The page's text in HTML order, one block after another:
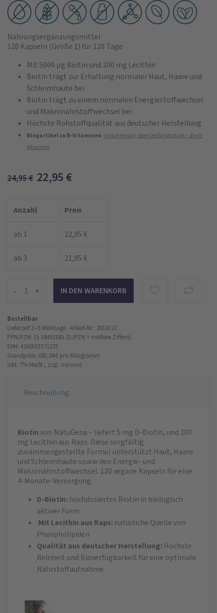
Nahrungsergänzungsmittel
120 Kapseln (Größe 1) für 120 Tage
Mit 5000 µg Biotin und 200 mg Lecithin
Biotin trägt zur Erhaltung normaler Haut, Haare und
Schleimhäute bei
Biotin trägt zu einem normalen Energiestoffwechsel
und Makronährstoffwechsel bei
Höchste Rohstoffqualität aus deutscher Herstellung
Blogartikel zu B-Vitaminen: Unscheinbar, aber leistungsstark – die B-
Vitamine
24,95€ 22,95 €
Anzahl Preis
ab 1 22,95 €
ab 3 21,95 €
- +
Bestellbar
Lieferzeit 3–5 Werktage. Artikel-Nr.: 2018122
PPN/PZN: 11 18492185 21 (PZN = mittlere Ziffern)
EAN: 4260633571223
Grundpreis: 683,04 € pro Kilogramm
inkl. 7% MwSt., zzgl. Versand
Beschreibung
Biotinvon NatuGena – liefert 5 mg D-Biotin, und 200
mg Lecithin aus Raps. Diese sorgfältig
zusammengestellte Formel unterstützt Haut, Haare
und Schleimhäute sowie den Energie- und
Makronährstoffwechsel. 120 vegane Kapseln für eine
4‑Monate‑Versorgung.
D‑Biotin: hochdosiertes Biotin in biologisch
aktiver Form
Mit Lecithin aus Raps: natürliche Quelle von
Phospholipiden
Qualität aus deutscher Herstellung: Höchste
Reinheit und Bioverfügbarkeit für eine optimale
Nährstoffaufnahme